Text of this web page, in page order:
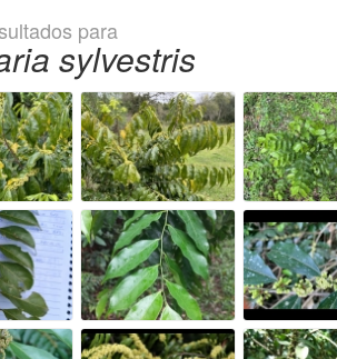
para
sylvestris